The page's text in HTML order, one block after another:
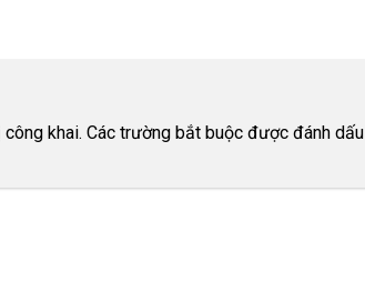
khai. Các trường bắt buộc được đánh dấu